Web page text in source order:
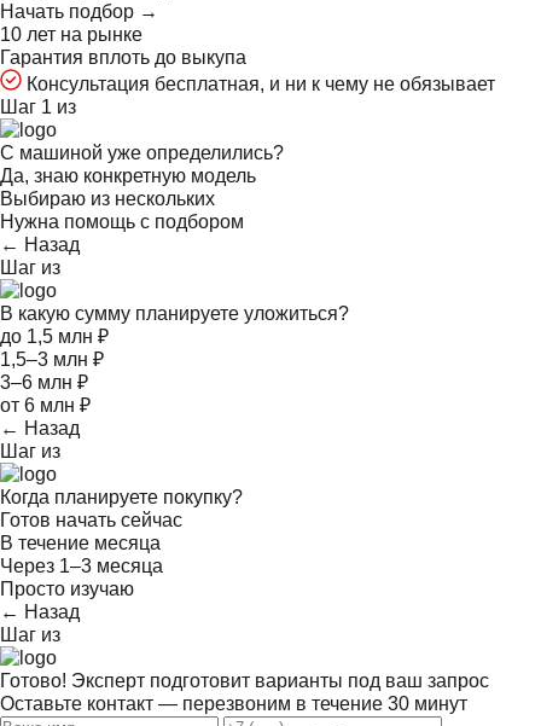
Начать подбор →
10 лет на рынке
Гарантия вплоть до выкупа
Консультация бесплатная, и ни к чему не обязывает
Шаг 1 из
С машиной уже определились?
Да, знаю конкретную модель
Выбираю из нескольких
Нужна помощь с подбором
← Назад
Шаг из
В какую сумму планируете уложиться?
до 1,5 млн ₽
1,5–3 млн ₽
3–6 млн ₽
от 6 млн ₽
← Назад
Шаг из
Когда планируете покупку?
Готов начать сейчас
В течение месяца
Через 1–3 месяца
Просто изучаю
← Назад
Шаг из
Готово! Эксперт подготовит варианты под ваш запрос
Оставьте контакт — перезвоним в течение 30 минут